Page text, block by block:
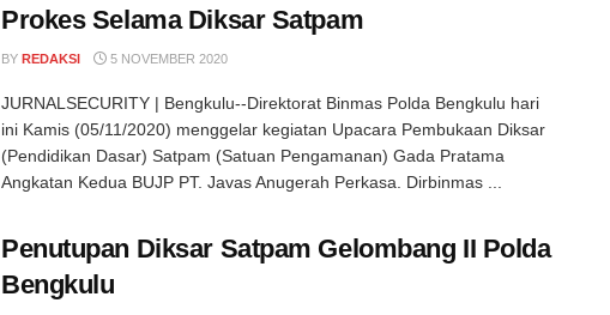
Prokes Selama Diksar Satpam
BY REDAKSI 5 NOVEMBER 2020
JURNALSECURITY | Bengkulu--Direktorat Binmas Polda Bengkulu hari
ini Kamis (05/11/2020) menggelar kegiatan Upacara Pembukaan Diksar
(Pendidikan Dasar) Satpam (Satuan Pengamanan) Gada Pratama
Angkatan Kedua BUJP PT. Javas Anugerah Perkasa. Dirbinmas ...
Penutupan Diksar Satpam Gelombang II Polda
Bengkulu